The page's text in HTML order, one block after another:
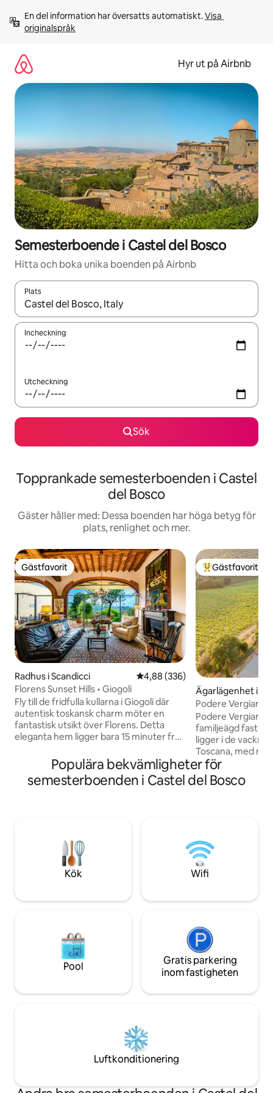
innehåll
En del information har översatts automatiskt. Visa
originalspråk
Hyr ut på Airbnb
Semesterboende i Castel del Bosco
Hitta och boka unika boenden på Airbnb
Plats
När resultaten är tillgängliga kan du navigera med upp- och
Incheckning
Utcheckning
Sök
Topprankade semesterboenden i Castel
del Bosco
Gäster håller med: Dessa boenden har höga betyg för
plats, renlighet och mer.
Gästfavorit
Gästfavorit
Radhus i Scandicci 4,88 av 5 i genomsnittligt
4,88 (336)
Florens Sunset Hills • Giogoli
Fly till de fridfulla kullarna i Giogoli där
autentisk toskansk charm möter en
fantastisk utsikt över Florens. Detta
eleganta hem ligger bara 15 minuter från
och är den perfekta basen för att
utforska Toscana samtidigt som du
njuter av lugna morgnar, oförglömliga
tillflyktsorten för alla som letar efter
komfort, lugn och en genuin toskansk
Populär
Gästfavorit
Ägarlägenhet i
Podere Vergianoni inbäddad i
med pool
Podere
familjeägd
ligger i de vackra
Toscana, med
privat transfer
direkt med vår familj.
tillgänglig för 2
med utsikt över
med ojämförliga
Populära bekvämligheter för
semesterboenden i Castel del Bosco
Kök Wifi
Pool
Gratis parkering
inom fastigheten
Luftkonditionering